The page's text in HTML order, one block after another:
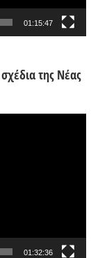
01:15:47
της Νέας
01:32:36